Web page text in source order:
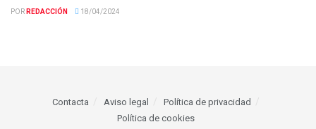
POR REDACCIÓN 18/04/2024
Contacta Aviso legal
Política de privacidad
Política de cookies